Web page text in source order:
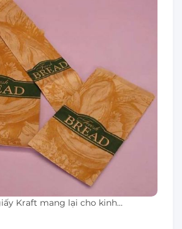
Kraft mang lại cho kinh…